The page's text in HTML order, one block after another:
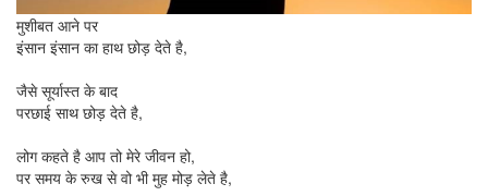
मुशीबत आने पर
इंसान इंसान का हाथ छोड़ देते है,
जैसे सूर्यास्त के बाद
परछाई साथ छोड़ देते है,
लोग कहते है आप तो मेरे जीवन हो,
पर समय के रुख से वो भी मुह मोड़ लेते है,